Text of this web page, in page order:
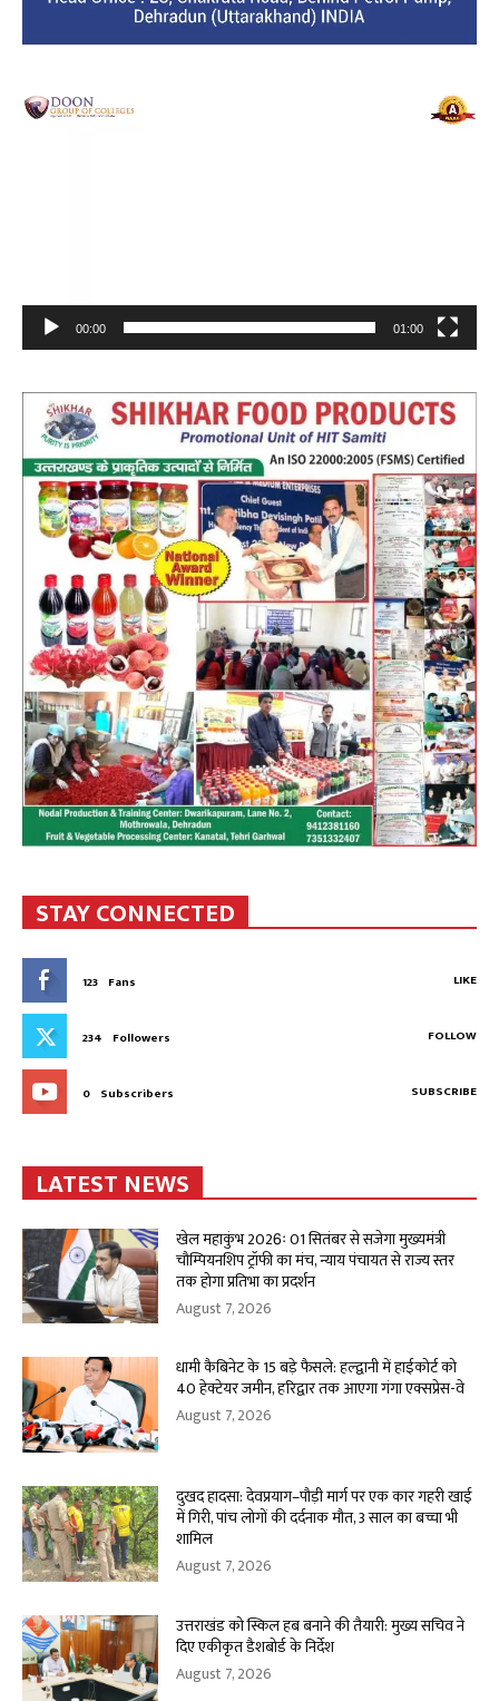
Video
Player
00:00 01:00
STAY CONNECTED
123 Fans LIKE
234 Followers FOLLOW
0 Subscribers SUBSCRIBE
LATEST NEWS
खेल महाकुंभ 2026ः 01 सितंबर से सजेगा मुख्यमंत्री
चौम्पियनशिप ट्रॉफी का मंच, न्याय पंचायत से राज्य स्तर
तक होगा प्रतिभा का प्रदर्शन
August 7, 2026
धामी कैबिनेट के 15 बड़े फैसले: हल्द्वानी में हाईकोर्ट को
40 हेक्टेयर जमीन, हरिद्वार तक आएगा गंगा एक्सप्रेस-वे
August 7, 2026
दुखद हादसा: देवप्रयाग–पौड़ी मार्ग पर एक कार गहरी खाई
में गिरी, पांच लोगों की दर्दनाक मौत, 3 साल का बच्चा भी
शामिल
August 7, 2026
उत्तराखंड को स्किल हब बनाने की तैयारी: मुख्य सचिव ने
दिए एकीकृत डैशबोर्ड के निर्देश
August 7, 2026